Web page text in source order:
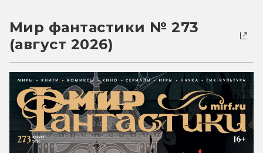
Мир фантастики № 273
(август 2026)